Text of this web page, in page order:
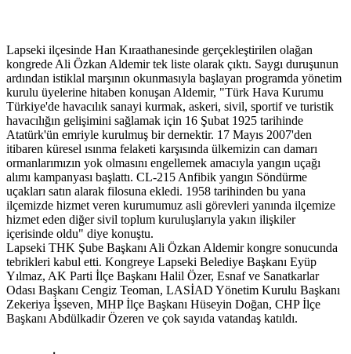
Lapseki ilçesinde Han Kıraathanesinde gerçekleştirilen olağan
kongrede Ali Özkan Aldemir tek liste olarak çıktı. Saygı duruşunun
ardından istiklal marşının okunmasıyla başlayan programda yönetim
kurulu üyelerine hitaben konuşan Aldemir, "Türk Hava Kurumu
Türkiye'de havacılık sanayi kurmak, askeri, sivil, sportif ve turistik
havacılığın gelişimini sağlamak için 16 Şubat 1925 tarihinde
Atatürk'ün emriyle kurulmuş bir dernektir. 17 Mayıs 2007'den
itibaren küresel ısınma felaketi karşısında ülkemizin can damarı
ormanlarımızın yok olmasını engellemek amacıyla yangın uçağı
alımı kampanyası başlattı. CL-215 Anfibik yangın Söndürme
uçakları satın alarak filosuna ekledi. 1958 tarihinden bu yana
ilçemizde hizmet veren kurumumuz asli görevleri yanında ilçemize
hizmet eden diğer sivil toplum kuruluşlarıyla yakın ilişkiler
içerisinde oldu" diye konuştu.
Lapseki THK Şube Başkanı Ali Özkan Aldemir kongre sonucunda
tebrikleri kabul etti. Kongreye Lapseki Belediye Başkanı Eyüp
Yılmaz, AK Parti İlçe Başkanı Halil Özer, Esnaf ve Sanatkarlar
Odası Başkanı Cengiz Teoman, LASİAD Yönetim Kurulu Başkanı
Zekeriya İşseven, MHP İlçe Başkanı Hüseyin Doğan, CHP İlçe
Başkanı Abdülkadir Özeren ve çok sayıda vatandaş katıldı.